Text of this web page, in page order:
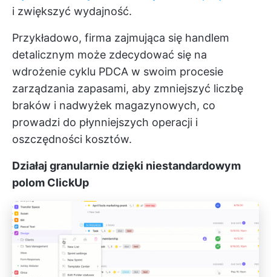
i zwiększyć wydajność.
Przykładowo, firma zajmująca się handlem
detalicznym może zdecydować się na
wdrożenie cyklu PDCA w swoim procesie
zarządzania zapasami, aby zmniejszyć liczbę
braków i nadwyżek magazynowych, co
prowadzi do płynniejszych operacji i
oszczędności kosztów.
Działaj granularnie dzięki niestandardowym
polom ClickUp